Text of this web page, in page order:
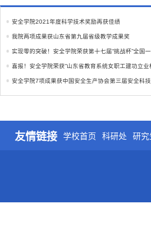
安全学院2021年度科学技术奖励再获佳绩
我院两项成果获山东省第九届省级教学成果奖
实现零的突破！安全学院荣获第十七届“挑战杯”全国
喜报！安全学院荣获“山东省教育系统女职工建功立业
安全学院7项成果获中国安全生产协会第三届安全科
友情链接 学校首页 科研处 研究